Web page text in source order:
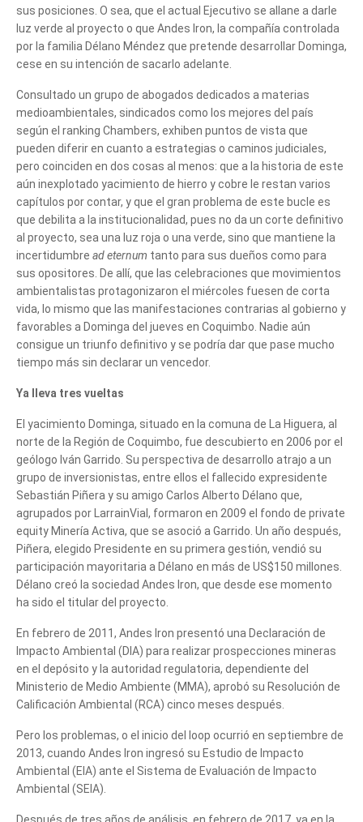
sus posiciones. O sea, que el actual Ejecutivo se allane a darle
luz verde al proyecto o que Andes Iron, la compañía controlada
por la familia Délano Méndez que pretende desarrollar Dominga,
cese en su intención de sacarlo adelante.
Consultado un grupo de abogados dedicados a materias
medioambientales, sindicados como los mejores del país
según el ranking Chambers, exhiben puntos de vista que
pueden diferir en cuanto a estrategias o caminos judiciales,
pero coinciden en dos cosas al menos: que a la historia de este
aún inexplotado yacimiento de hierro y cobre le restan varios
capítulos por contar, y que el gran problema de este bucle es
que debilita a la institucionalidad, pues no da un corte definitivo
al proyecto, sea una luz roja o una verde, sino que mantiene la
incertidumbre ad eternum tanto para sus dueños como para
sus opositores. De allí, que las celebraciones que movimientos
ambientalistas protagonizaron el miércoles fuesen de corta
vida, lo mismo que las manifestaciones contrarias al gobierno y
favorables a Dominga del jueves en Coquimbo. Nadie aún
consigue un triunfo definitivo y se podría dar que pase mucho
tiempo más sin declarar un vencedor.
Ya lleva tres vueltas
El yacimiento Dominga, situado en la comuna de La Higuera, al
norte de la Región de Coquimbo, fue descubierto en 2006 por el
geólogo Iván Garrido. Su perspectiva de desarrollo atrajo a un
grupo de inversionistas, entre ellos el fallecido expresidente
Sebastián Piñera y su amigo Carlos Alberto Délano que,
agrupados por LarrainVial, formaron en 2009 el fondo de private
equity Minería Activa, que se asoció a Garrido. Un año después,
Piñera, elegido Presidente en su primera gestión, vendió su
participación mayoritaria a Délano en más de US$150 millones.
Délano creó la sociedad Andes Iron, que desde ese momento
ha sido el titular del proyecto.
En febrero de 2011, Andes Iron presentó una Declaración de
Impacto Ambiental (DIA) para realizar prospecciones mineras
en el depósito y la autoridad regulatoria, dependiente del
Ministerio de Medio Ambiente (MMA), aprobó su Resolución de
Calificación Ambiental (RCA) cinco meses después.
Pero los problemas, o el inicio del loop ocurrió en septiembre de
2013, cuando Andes Iron ingresó su Estudio de Impacto
Ambiental (EIA) ante el Sistema de Evaluación de Impacto
Ambiental (SEIA).
Después de tres años de análisis, en febrero de 2017, ya en la